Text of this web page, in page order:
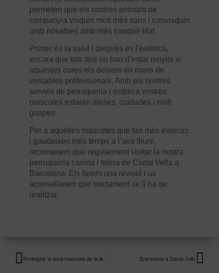
permeten que els nostres animals de
companyia visquin molt més sans i convisquin
amb nosaltres amb més tranquil·litat.
Primer és la salut i després és l’estètica,
encara que tots dos no han d’estar renyits si
aquestes cures els deixem en mans de
veritables professionals. Amb els nostres
serveis de perruqueria i estètica vostres
mascotes estaran ateses, cuidades i molt
guapes.
Per a aquelles mascotes que fan més exercici
i gaudeixen més temps a l’aire lliure,
recomanem que regularment visitar la nostra
perruqueria canina i felina de Ciutat Vella a
Barcelona. Els farem una revisió i us
aconsellarem que tractament se li ha de
realitzar.
Entrevista a David Jolis